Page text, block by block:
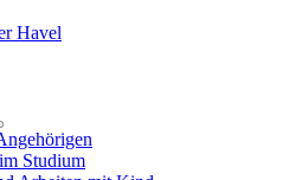
Havel
Studium